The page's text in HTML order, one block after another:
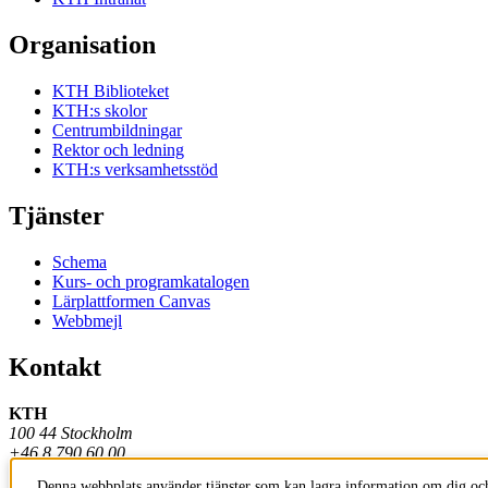
Organisation
KTH Biblioteket
KTH:s skolor
Centrumbildningar
Rektor och ledning
KTH:s verksamhetsstöd
Tjänster
Schema
Kurs- och programkatalogen
Lärplattformen Canvas
Webbmejl
Kontakt
KTH
100 44 Stockholm
+46 8 790 60 00